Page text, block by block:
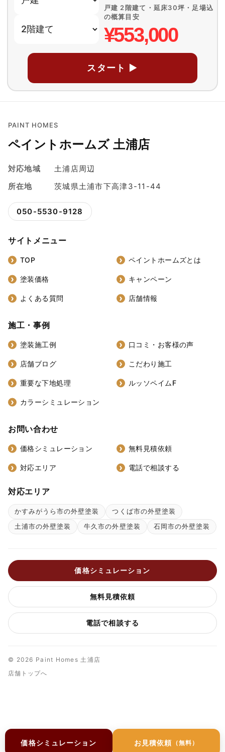
戸建 2階建て・延床30坪・足場込
の概算目安
¥553,000
スタート ▶
価格シミュレーション お見積依頼 （無料）
PAINT HOMES
ペイントホームズ 土浦店
対応地域
土浦店周辺
所在地
茨城県土浦市下高津3-11-44
050-5530-9128
サイトメニュー
TOP ペイントホームズとは
塗装価格 キャンペーン
よくある質問 店舗情報
施工・事例
塗装施工例 口コミ・お客様の声
店舗ブログ こだわり施工
重要な下地処理 ルッソペイムF
カラーシミュレーション
お問い合わせ
価格シミュレーション 無料見積依頼
対応エリア 電話で相談する
対応エリア
かすみがうら市の外壁塗装
つくば市の外壁塗装
土浦市の外壁塗装
牛久市の外壁塗装 石岡市の外壁塗装
価格シミュレーション
無料見積依頼
電話で相談する
© 2026 Paint Homes 土浦店
店舗トップへ